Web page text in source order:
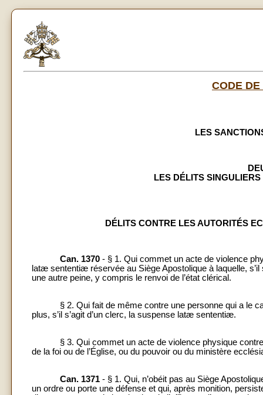
CODE
LES
LES DÉLITS
DÉLITS CONTRE LES AUTORITÉS
Can. 1370 - § 1. Qui commet un acte de violence
latæ sententiæ réservée au Siège Apostolique à laquelle, s’il
une autre peine, y compris le renvoi de l’état clérical.
§ 2. Qui fait de même contre une personne qui a le
plus, s’il s’agit d’un clerc, la suspense latæ sententiæ.
§ 3. Qui commet un acte de violence physique contre
de la foi ou de l’Église, ou du pouvoir ou du ministère
Can. 1371 - § 1. Qui, n’obéit pas au Siège
un ordre ou porte une défense et qui, après monition,